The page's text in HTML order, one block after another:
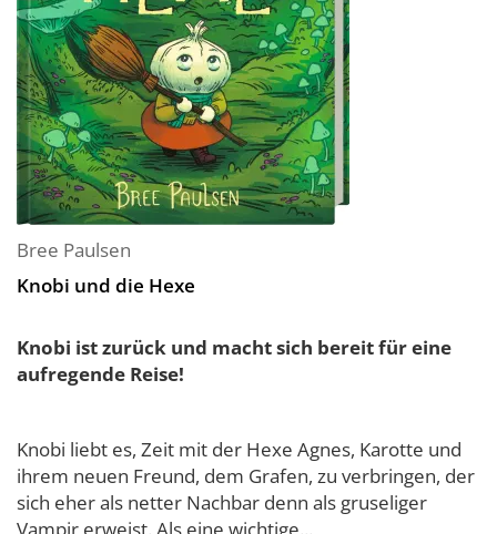
Bree Paulsen
Knobi und die Hexe
Knobi ist zurück und macht sich bereit für eine
aufregende Reise!
Knobi liebt es, Zeit mit der Hexe Agnes, Karotte und
ihrem neuen Freund, dem Grafen, zu verbringen, der
sich eher als netter Nachbar denn als gruseliger